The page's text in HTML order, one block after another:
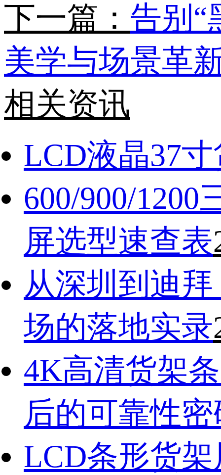
下一篇： 告别“
美学与场景革
相关资讯
LCD液晶37
600/900/
屏选型速查表
从深圳到迪
场的落地实录
4K高清货架
后的可靠性密
LCD条形货